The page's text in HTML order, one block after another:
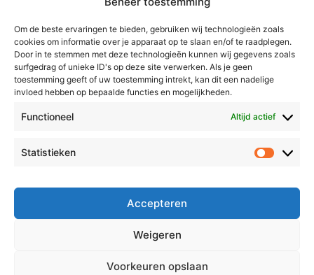
Om de beste ervaringen te bieden, gebruiken wij technologieën zoals
cookies om informatie over je apparaat op te slaan en/of te raadplegen.
Door in te stemmen met deze technologieën kunnen wij gegevens zoals
surfgedrag of unieke ID's op deze site verwerken. Als je geen
toestemming geeft of uw toestemming intrekt, kan dit een nadelige
invloed hebben op bepaalde functies en mogelijkheden.
Functioneel Altijd actief
Statistieken
Accepteren
Weigeren
Voorkeuren opslaan
Leudal
Maasgouw
Echt-Susteren
Radio & TV